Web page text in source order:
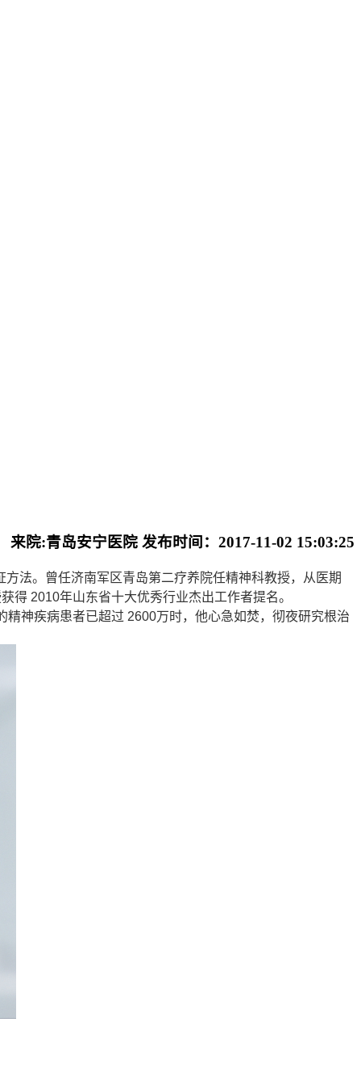
来院:青岛安宁医院 发布时间：2017-11-02 15:03:25
法。曾任济南军区青岛第二疗养院任精神科教授，从医期
得 2010年山东省十大优秀行业杰出工作者提名。
神疾病患者已超过 2600万时，他心急如焚，彻夜研究根治